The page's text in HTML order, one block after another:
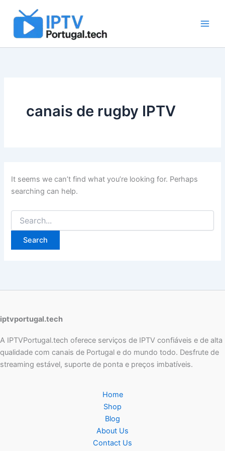
content
canais de rugby IPTV
It seems we can’t find what you’re looking for. Perhaps
searching can help.
for:
iptvportugal.tech
A IPTVPortugal.tech oferece serviços de IPTV confiáveis e de alta
qualidade com canais de Portugal e do mundo todo. Desfrute de
streaming estável, suporte de ponta e preços imbatíveis.
Home
Shop
Blog
About Us
Contact Us